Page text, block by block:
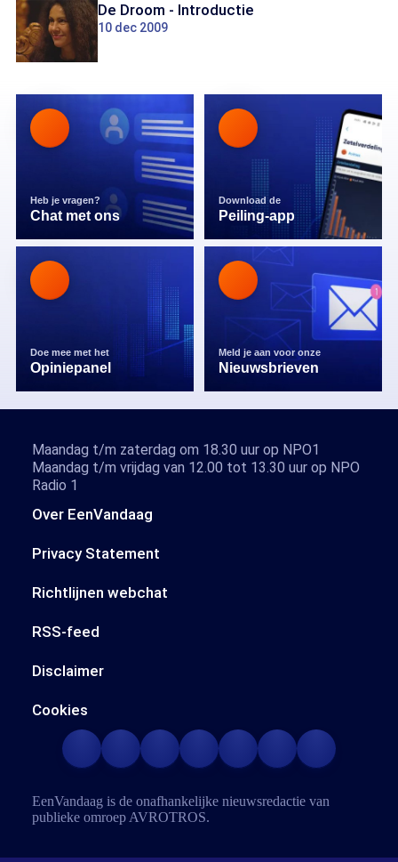
De Droom - Introductie
10 dec 2009
Heb je vragen?
Chat met ons
Download de
Peiling-app
Doe mee met het
Opiniepanel
Meld je aan voor onze
Nieuwsbrieven
Over EenVandaag
Privacy Statement
Richtlijnen webchat
RSS-feed
Disclaimer
Cookies
Maandag t/m zaterdag om 18.30 uur op NPO1
Maandag t/m vrijdag van 12.00 tot 13.30 uur op NPO
Radio 1
EenVandaag is de onafhankelijke nieuwsredactie van
publieke omroep AVROTROS.